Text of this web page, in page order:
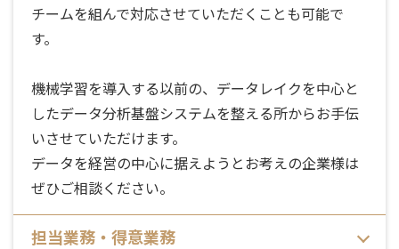
チームを組んで対応させていただくことも可能で
す。
機械学習を導入する以前の、データレイクを中心と
したデータ分析基盤システムを整える所からお手伝
いさせていただけます。
データを経営の中心に据えようとお考えの企業様は
ぜひご相談ください。
担当業務・得意業務